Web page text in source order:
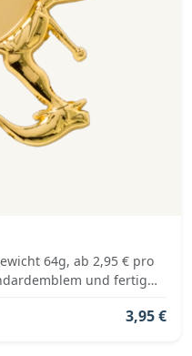
64g, ab 2,95 € pro
und fertig
3,95 €